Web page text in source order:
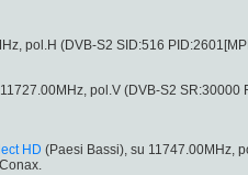
pol.H (DVB-S2 SID:516
pol.V (DVB-S2 SR:30000
HD (Paesi Bassi), su 11747.00MHz,